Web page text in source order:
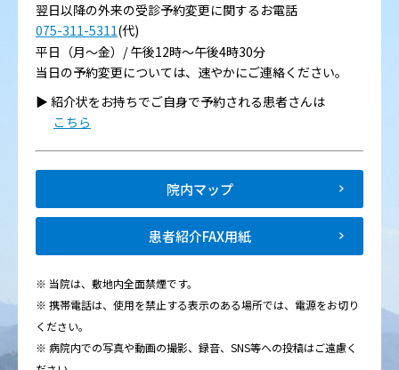
翌日以降の外来の受診予約変更に関するお電話
075-311-5311(代)
平日（月～金）/ 午後12時～午後4時30分
当日の予約変更については、速やかにご連絡ください。
▶︎ 紹介状をお持ちでご自身で予約される患者さんは
こちら
院内マップ
患者紹介FAX用紙
※ 当院は、敷地内全面禁煙です。
※ 携帯電話は、使用を禁止する表示のある場所では、電源をお切り
ください。
※ 病院内での写真や動画の撮影、録音、SNS等への投稿はご遠慮く